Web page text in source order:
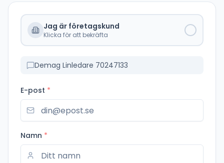
Jag är företagskund
Klicka för att bekräfta
Demag Linledare 70247133
E-post *
Namn *